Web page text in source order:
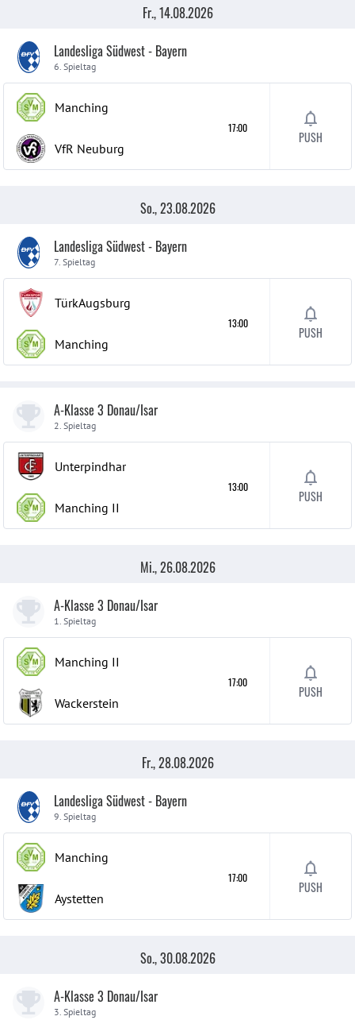
Fr., 14.08.2026
Landesliga Südwest - Bayern
6. Spieltag
Manching
VfR Neuburg
17:00
PUSH
So., 23.08.2026
Landesliga Südwest - Bayern
7. Spieltag
TürkAugsburg
Manching
13:00
PUSH
A-Klasse 3 Donau/Isar
2. Spieltag
Unterpindhar
Manching II
13:00
PUSH
Mi., 26.08.2026
A-Klasse 3 Donau/Isar
1. Spieltag
Manching II
Wackerstein
17:00
PUSH
Fr., 28.08.2026
Landesliga Südwest - Bayern
9. Spieltag
Manching
Aystetten
17:00
PUSH
So., 30.08.2026
A-Klasse 3 Donau/Isar
3. Spieltag